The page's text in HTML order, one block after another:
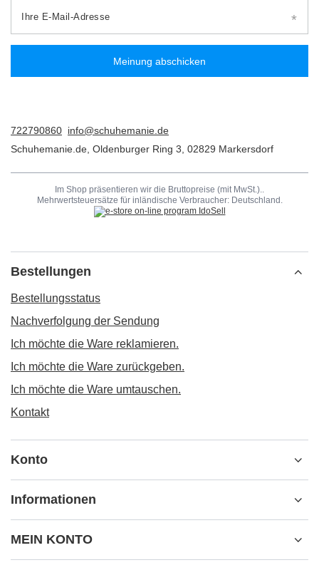
Ihre E-Mail-Adresse
Meinung abschicken
722790860 info@schuhemanie.de
Schuhemanie.de Oldenburger Ring 3 02829 Markersdorf
Im Shop präsentieren wir die Bruttopreise (mit MwSt.)..
Mehrwertsteuersätze für inländische Verbraucher: Deutschland .
Bestellungen
Bestellungsstatus
Nachverfolgung der Sendung
Ich möchte die Ware reklamieren.
Ich möchte die Ware zurückgeben.
Ich möchte die Ware umtauschen.
Kontakt
Konto
Informationen
MEIN KONTO